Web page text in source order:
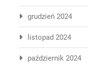
grudzień 2024
listopad 2024
październik 2024